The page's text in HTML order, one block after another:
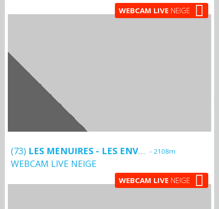
WEBCAM LIVE NEIGE
(73) LES MENUIRES - LES ENVERSES - 2108m
WEBCAM LIVE NEIGE
WEBCAM LIVE NEIGE